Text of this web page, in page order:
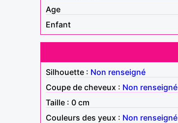
Age
Enfant
Silhouette : Non renseigné
Coupe de cheveux : Non renseigné
Taille : 0 cm
Couleurs des yeux : Non renseigné